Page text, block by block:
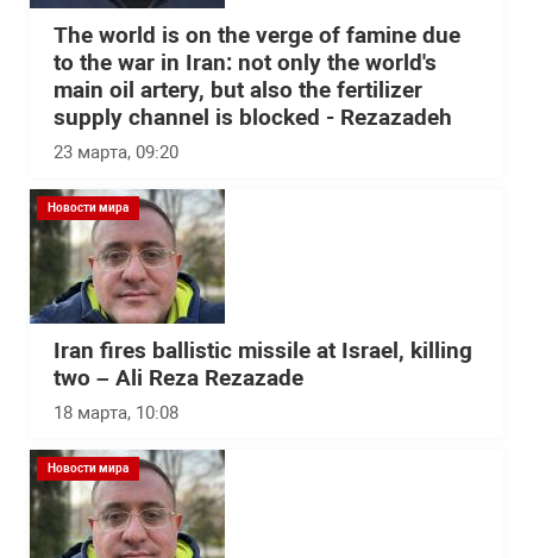
The world is on the verge of famine due
to the war in Iran: not only the world's
main oil artery, but also the fertilizer
supply channel is blocked - Rezazadeh
23 марта, 09:20
Новости мира
Iran fires ballistic missile at Israel, killing
two – Ali Reza Rezazade
18 марта, 10:08
Новости мира